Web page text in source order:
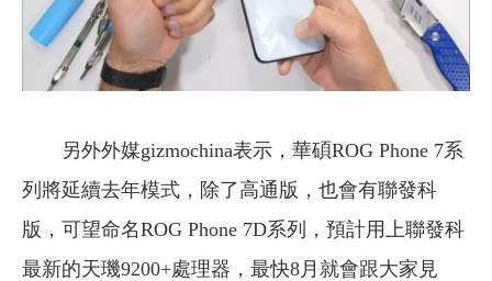
另外外媒gizmochina表示，華碩ROG Phone 7系
列將延續去年模式，除了高通版，也會有聯發科
版，可望命名ROG Phone 7D系列，預計用上聯發科
最新的天璣9200+處理器，最快8月就會跟大家見